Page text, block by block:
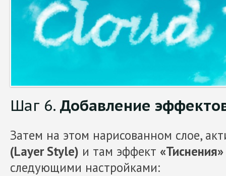
Шаг 6.Добавление
Затем на этом нарисованном слое,
(Layer Style) и там эффект
следующими настройками: